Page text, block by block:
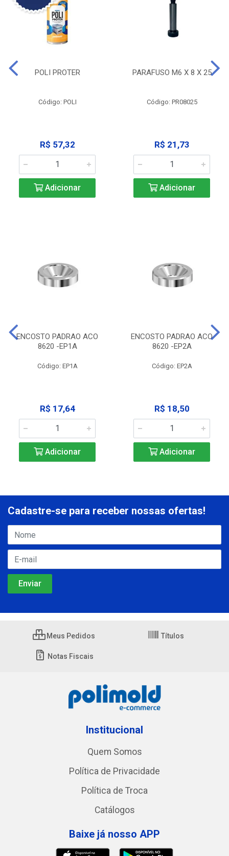
POLI PROTER
Código: POLI
R$ 57,32
Adicionar
PARAFUSO M6 X 8 X 25
Código: PR08025
R$ 21,73
Adicionar
ENCOSTO PADRAO ACO
8620 -EP1A
Código: EP1A
R$ 17,64
Adicionar
ENCOSTO PADRAO ACO
8620 -EP2A
Código: EP2A
R$ 18,50
Adicionar
Cadastre-se para receber nossas ofertas!
Meus Pedidos Títulos
Notas Fiscais
Institucional
Quem Somos
Política de Privacidade
Política de Troca
Catálogos
Baixe já nosso APP